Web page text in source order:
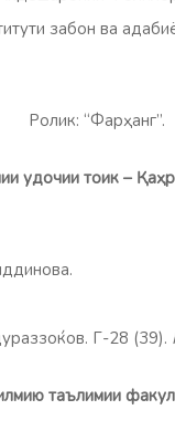
забон ва
Ролик: “Фарҳанг”.
удочии тоик –
Г-28 (39).
таълимии